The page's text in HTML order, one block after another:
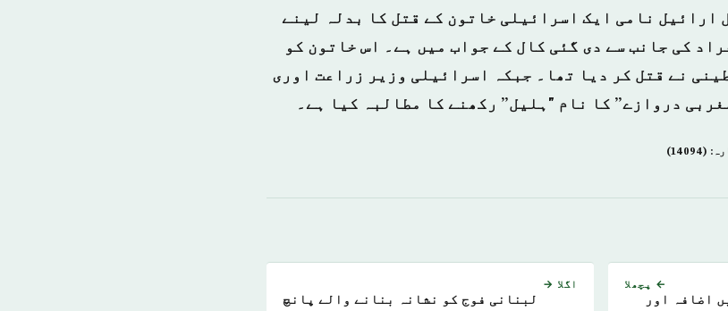
ارائیل نامی ایک اسرائیلی خاتون کے قتل کا بدلہ لینے
کی جانب سے دی گئی کال کے جواب میں ہے۔ اس خاتون کو
نے قتل کر دیا تھا۔ جبکہ اسرائیلی وزیر زراعت اوری
دروازے” کا نام "ہلیل” رکھنے کا مطالبہ کیا ہے۔
← پچھلا
اضافہ اور
اگلا →
لبنانی فوج کو نشانہ بنانے والے پانچ